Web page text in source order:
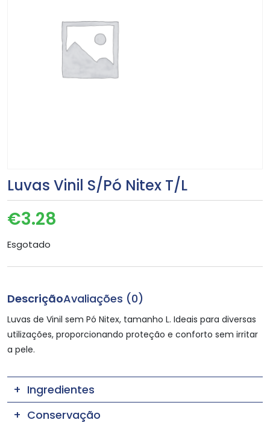
Luvas Vinil S/Pó Nitex T/L
€3.28
Esgotado
DescriçãoAvaliações (0)
Luvas de Vinil sem Pó Nitex, tamanho L. Ideais para diversas
utilizações, proporcionando proteção e conforto sem irritar
a pele.
Ingredientes
Conservação